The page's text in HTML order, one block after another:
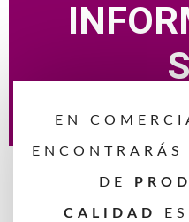
EN
DE
CALIDAD